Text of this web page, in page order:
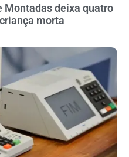
Montadas deixa quatro
morta